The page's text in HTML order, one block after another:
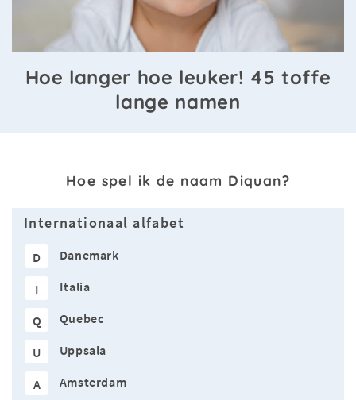
Hoe langer hoe leuker! 45 toffe
lange namen
Hoe spel ik de naam Diquan?
Internationaal alfabet
D Danemark
I Italia
Q Quebec
U Uppsala
A Amsterdam